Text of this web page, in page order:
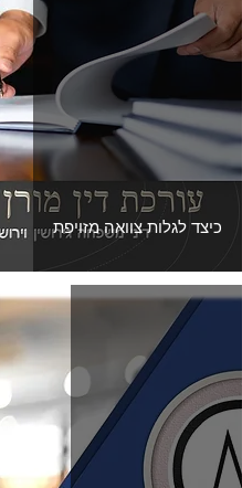
כיצד לגלות צוואה מזויפת